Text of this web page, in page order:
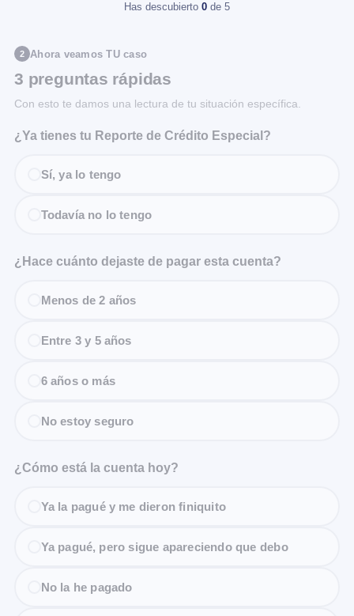
Has descubierto 0 de 5
2 Ahora veamos TU caso
3 preguntas rápidas
Con esto te damos una lectura de tu situación específica.
¿Ya tienes tu Reporte de Crédito Especial?
Sí, ya lo tengo
Todavía no lo tengo
¿Hace cuánto dejaste de pagar esta cuenta?
Menos de 2 años
Entre 3 y 5 años
6 años o más
No estoy seguro
¿Cómo está la cuenta hoy?
Ya la pagué y me dieron finiquito
Ya pagué, pero sigue apareciendo que debo
No la he pagado